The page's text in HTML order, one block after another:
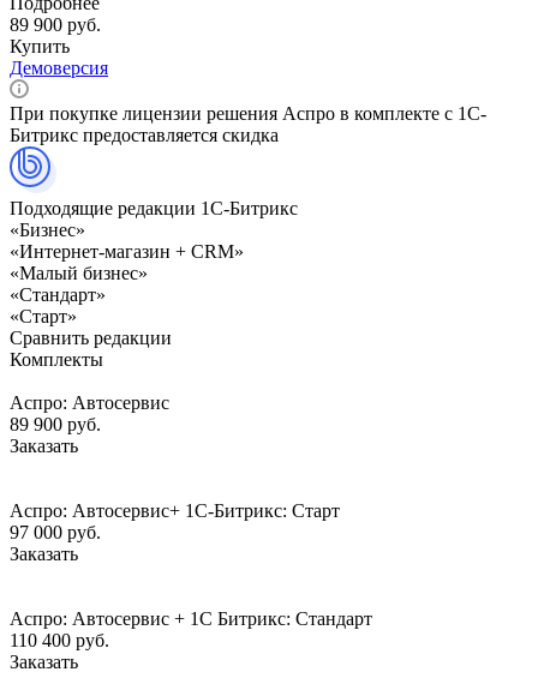
89 900 руб.
Купить
Демоверсия
При покупке лицензии решения Аспро в комплекте с 1С-
Битрикс предоставляется скидка
Подходящие редакции 1С-Битрикс
«Бизнес»
«Интернет-магазин + CRM»
«Малый бизнес»
«Стандарт»
«Старт»
Сравнить редакции
Комплекты
Аспро: Автосервис
89 900 руб.
Заказать
Аспро: Автосервис+ 1С-Битрикс: Старт
97 000 руб.
Заказать
Аспро: Автосервис + 1С Битрикс: Стандарт
110 400 руб.
Заказать